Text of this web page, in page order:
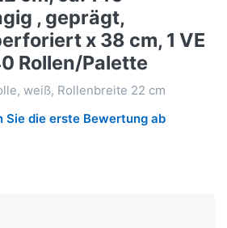
, geprägt,
x 38 cm, 1 VE
Rollen/Palette
weiß, Rollenbreite 22 cm
Sie die erste Bewertung ab